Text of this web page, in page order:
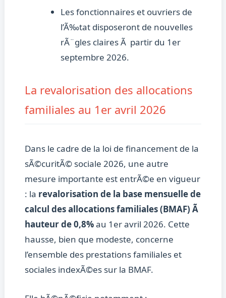
Les fonctionnaires et ouvriers de
l’Ã‰tat disposeront de nouvelles
rÃ¨gles claires Ã partir du 1er
septembre 2026.
La revalorisation des allocations
familiales au 1er avril 2026
Dans le cadre de la loi de financement de la
sÃ©curitÃ© sociale 2026, une autre
mesure importante est entrÃ©e en vigueur
: la revalorisation de la base mensuelle de
calcul des allocations familiales (BMAF) Ã
hauteur de 0,8%au 1er avril 2026. Cette
hausse, bien que modeste, concerne
l’ensemble des prestations familiales et
sociales indexÃ©es sur la BMAF.